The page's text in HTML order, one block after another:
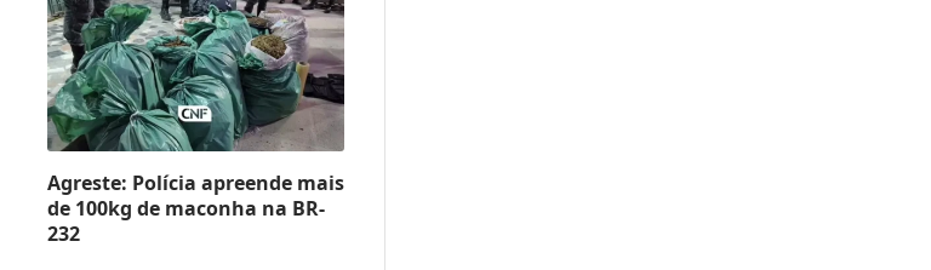
Agreste: Polícia apreende mais
de 100kg de maconha na BR-
232